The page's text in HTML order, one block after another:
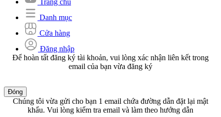
Trang chủ
Danh mục
Cửa hàng
Đăng nhập
Để hoàn tất đăng ký tài khoản, vui lòng xác nhận liên kết trong
email của bạn vừa đăng ký
Đóng
Chúng tôi vừa gửi cho bạn 1 email chứa đường dẫn đặt lại mật
khẩu. Vui lòng kiểm tra email và làm theo hướng dẫn